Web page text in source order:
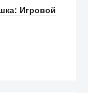
Игровой